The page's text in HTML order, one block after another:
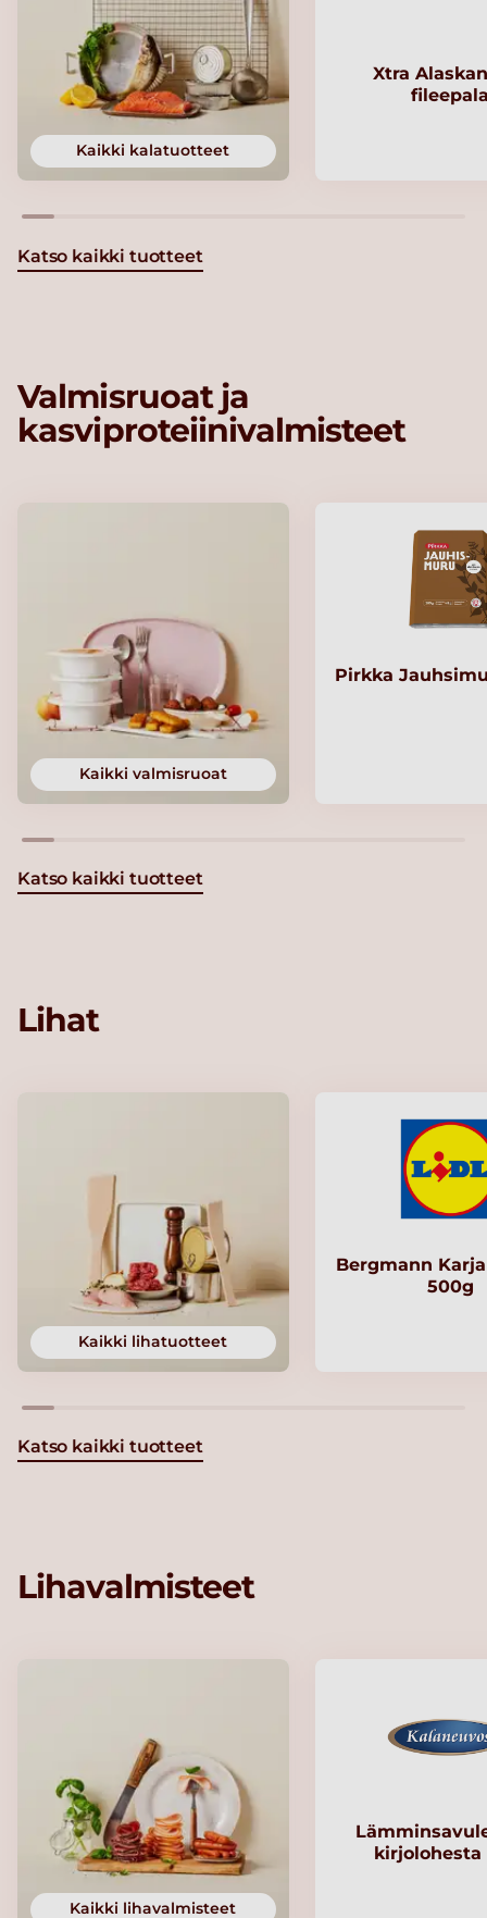
Kaikki kalatuotteet
Xtra
Katso kaikki tuotteet
Valmisruoat ja
kasviproteiinivalmisteet
Kaikki valmisruoat
Pirkka
Katso kaikki tuotteet
Lihat
Kaikki lihatuotteet
Bergmann
500g
Katso kaikki tuotteet
Lihavalmisteet
Kaikki lihavalmisteet
kirjolohesta